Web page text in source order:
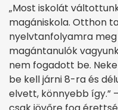
„Most iskolát
magániskola. Otthon
nyelvtanfolyamra
magántanulók
nem fogadott be.
be kell járni 8-ra és
elvett, könnyebb így.”